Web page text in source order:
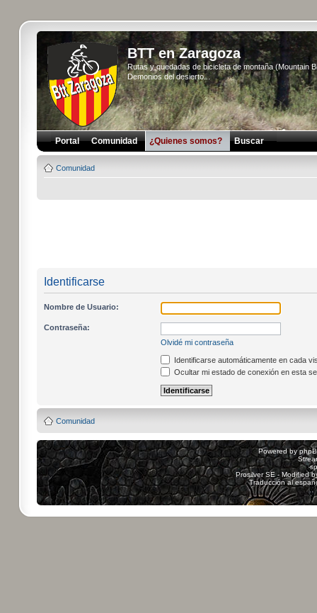
BTT en Zaragoza
Rutas y quedadas de bicicleta de montaña (Mountain
Demonios del desierto...
Portal Comunidad ¿Quienes somos? Buscar
Comunidad
Identificarse
Nombre de Usuario:
Contraseña:
Olvidé mi contraseña
Identificarse automáticamente en cada
Ocultar mi estado de conexión en esta
Comunidad
Powered by
Prosilver SE - Modified
Traducción al